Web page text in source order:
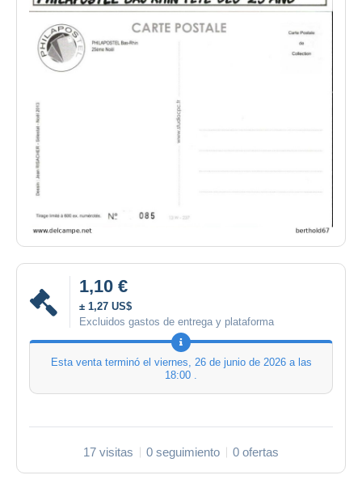
1,10 €
± 1,27 US$
Excluidos gastos de entrega y plataforma
Esta venta terminó el viernes, 26 de junio de 2026 a las
18:00 .
17 visitas 0 seguimiento 0 ofertas